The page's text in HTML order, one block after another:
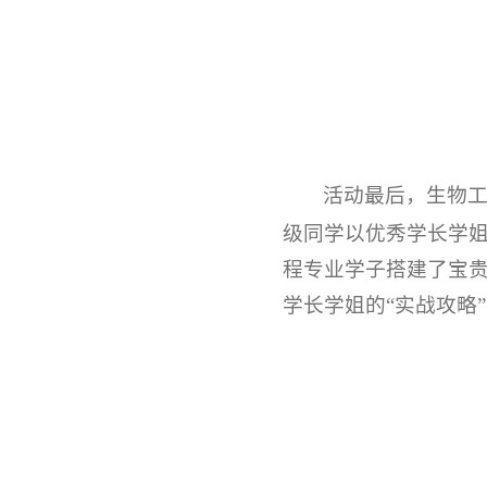
活动最后，生物
级同学以优秀学长学
程专业学子搭建了宝
学长学姐的“实战攻